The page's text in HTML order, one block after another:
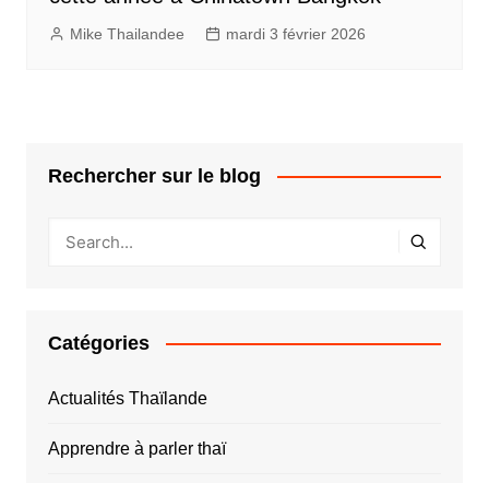
Mike Thailandee mardi 3 février 2026
Rechercher sur le blog
Catégories
Actualités Thaïlande
Apprendre à parler thaï